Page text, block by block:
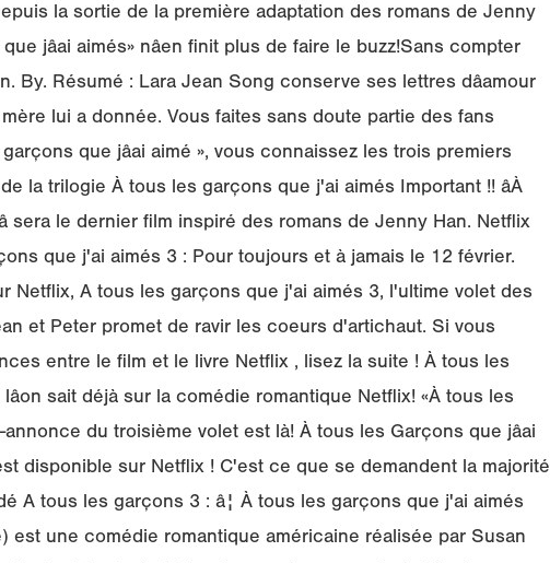
la sortie de la première adaptation des romans de Jenny
jâai aimés» nâen finit plus de faire le buzz!Sans compter
By. Résumé : Lara Jean Song conserve ses lettres dâamour
lui a donnée. Vous faites sans doute partie des fans
que jâai aimé », vous connaissez les trois premiers
la trilogie À tous les garçons que j'ai aimés Important !! âÀ
sera le dernier film inspiré des romans de Jenny Han. Netflix
que j'ai aimés 3 : Pour toujours et à jamais le 12 février.
Netflix, A tous les garçons que j'ai aimés 3, l'ultime volet des
et Peter promet de ravir les coeurs d'artichaut. Si vous
entre le film et le livre Netflix , lisez la suite ! À tous les
sait déjà sur la comédie romantique Netflix! «À tous les
annonce du troisième volet est là! À tous les Garçons que jâai
disponible sur Netflix ! C'est ce que se demandent la majorité
A tous les garçons 3 : â¦ À tous les garçons que j'ai aimés
est une comédie romantique américaine réalisée par Susan